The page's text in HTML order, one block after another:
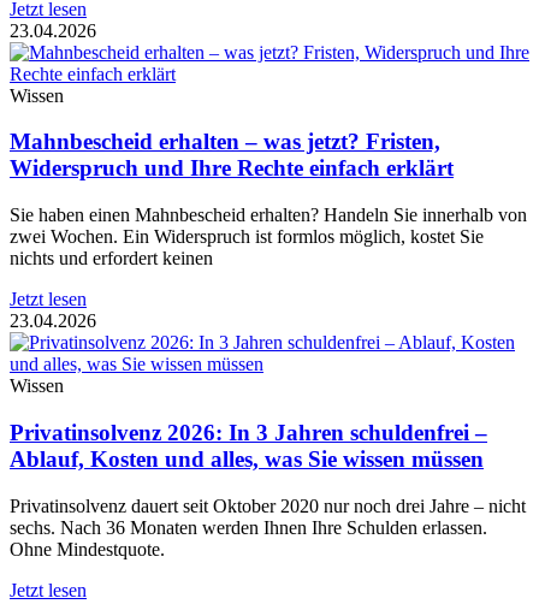
Jetzt lesen
23.04.2026
Wissen
Mahnbescheid erhalten – was jetzt? Fristen,
Widerspruch und Ihre Rechte einfach erklärt
Sie haben einen Mahnbescheid erhalten? Handeln Sie innerhalb von
zwei Wochen. Ein Widerspruch ist formlos möglich, kostet Sie
nichts und erfordert keinen
Jetzt lesen
23.04.2026
Wissen
Privatinsolvenz 2026: In 3 Jahren schuldenfrei –
Ablauf, Kosten und alles, was Sie wissen müssen
Privatinsolvenz dauert seit Oktober 2020 nur noch drei Jahre – nicht
sechs. Nach 36 Monaten werden Ihnen Ihre Schulden erlassen.
Ohne Mindestquote.
Jetzt lesen